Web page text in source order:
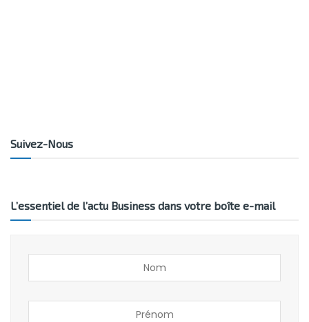
Suivez-Nous
L’essentiel de l’actu Business dans votre boîte e-mail